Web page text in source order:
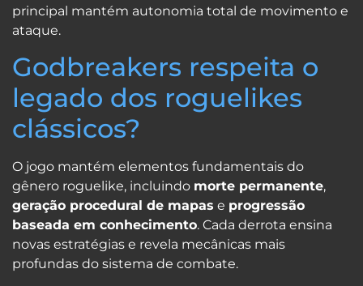
principal mantém autonomia total de movimento e
ataque.
Godbreakers respeita o
legado dos roguelikes
clássicos?
O jogo mantém elementos fundamentais do
gênero roguelike, incluindo morte permanente,
geração procedural de mapas e progressão
baseada em conhecimento. Cada derrota ensina
novas estratégias e revela mecânicas mais
profundas do sistema de combate.